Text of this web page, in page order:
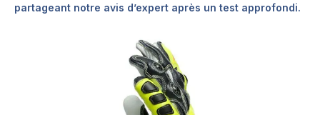
partageant notre avis d’expert après un test approfondi.